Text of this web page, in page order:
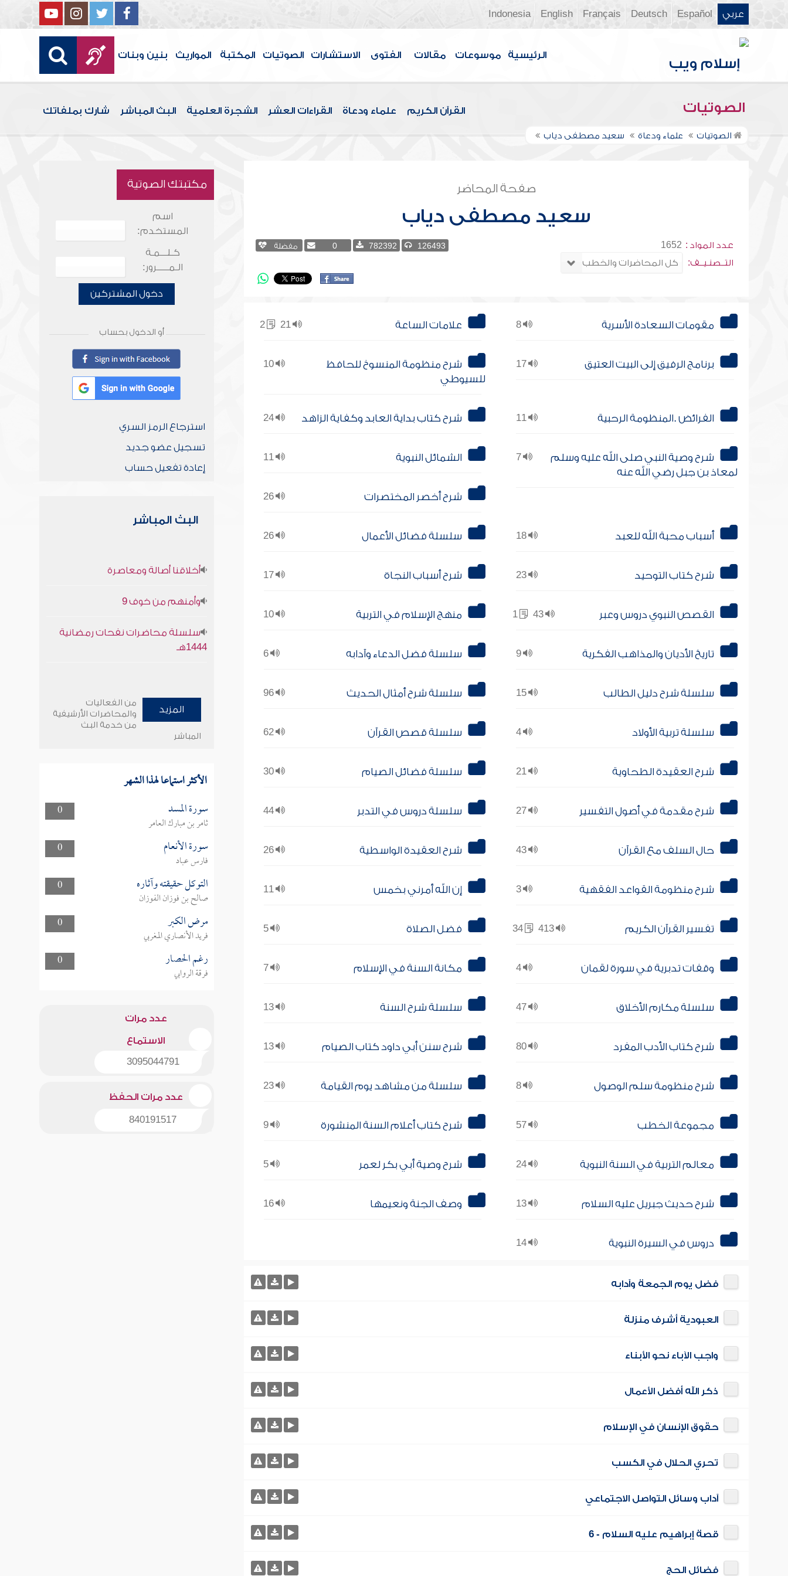
عربي Español
Deutsch
Français
English
Indonesia
الرئيسية موسوعات مقالات الفتوى الاستشارات الصوتيات المكتبة المواريث بنين وبنات
الصوتيات القرآن الكريم علماء ودعاة القراءات العشر الشجرة العلمية البث المباشر شارك بملفاتك
الصوتيات علماء ودعاة سعيد مصطفى دياب
صفحة المحاضر
سعيد مصطفى دياب
عدد المواد : 1652
التــصنـيــف:
126493
782392
0 مفضلة
8 مقومات السعادة الأسرية 21 علامات الساعة
17 برنامج الرفيق إلى البيت العتيق 10
شرح منظومة المنسوخ للحافظ
للسيوطي
11 الفرائض .المنظومة الرحبية 24 شرح كتاب بداية العابد وكفاية الزاهد
7
شرح وصية النبي صلى الله عليه وسلم
لمعاذ بن جبل رضي الله عنه
11 الشمائل النبوية
26 شرح أخصر المختصرات
18 أسباب محبة الله للعبد 26 سلسلة فضائل الأعمال
23 شرح كتاب التوحيد 17 شرح أسباب النجاة
43
1 القصص النبوي دروس وعبر 10 منهج الإسلام في التربية
9 تاريخ الأديان والمذاهب الفكرية 6 سلسلة فضل الدعاء وآدابه
15 سلسلة شرح دليل الطالب 96 سلسلة شرح أمثال الحديث
4 سلسلة تربية الأولاد 62 سلسلة قصص القرآن
21 شرح العقيدة الطحاوية 30 سلسلة فضائل الصيام
27 شرح مقدمة في أصول التفسير 44 سلسلة دروس في التدبر
43 حال السلف مع القرآن 26 شرح العقيدة الواسطية
3 شرح منظومة القواعد الفقهية 11 إن الله أمرني بخمس
413
34 تفسير القرآن الكريم 5 فضل الصلاة
4 وقفات تدبرية في سورة لقمان 7 مكانة السنة في الإسلام
47 سلسلة مكارم الأخلاق 13 سلسلة شرح السنة
80 شرح كتاب الأدب المفرد 13 شرح سنن أبي داود كتاب الصيام
8 شرح منظومة سلم الوصول 23 سلسلة من مشاهد يوم القيامة
57 مجموعة الخطب 9 شرح كتاب أعلام السنة المنشورة
24 معالم التربية في السنة النبوية 5 شرح وصية أبي بكر لعمر
13 شرح حديث جبريل عليه السلام 16 وصف الجنة ونعيمها
14 دروس في السيرة النبوية
فضل يوم الجمعة وآدابه
العبودية أشرف منزلة
واجب الآباء نحو الأبناء
ذكر الله أفضل الأعمال
حقوق الإنسان في الإسلام
تحري الحلال في الكسب
آداب وسائل التواصل الاجتماعي
قصة إبراهيم عليه السلام - 6
فضائل الحج
مكتبتك الصوتية
اسم
المستخدم:
كـلـــمـة
الـمـــــرور:
دخول المشتركين
أو الدخول بحساب
استرجاع الرمز السري
تسجيل عضو جديد
إعادة تفعيل حساب
البث المباشر
أخلاقنا أصالة ومعاصرة
وأمنهم من خوف 9
سلسلة محاضرات نفحات رمضانية
1444هـ
المزيد
من الفعاليات
والمحاضرات الأرشيفية
من خدمة البث
المباشر
الأكثر استماعا لهذا الشهر
0 سورة المسد
ثامر بن مبارك العامر
0
سورة الأنعام
فارس عباد
0
التوكل حقيقته وآثاره
صالح بن فوزان الفوزان
0
مرض الكبر
فريد الأنصاري المغربي
0
رغم الحصار
فرقة الروابي
عدد مرات
الاستماع
3095044791
عدد مرات الحفظ
840191517